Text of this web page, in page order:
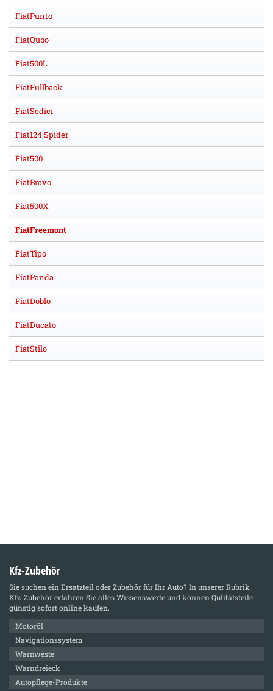
FiatPunto
FiatQubo
Fiat500L
FiatFullback
FiatSedici
Fiat124 Spider
Fiat500
FiatBravo
Fiat500X
FiatFreemont
FiatTipo
FiatPanda
FiatDoblo
FiatDucato
FiatStilo
Kfz-Zubehör
Sie suchen ein Ersatzteil oder Zubehör für Ihr Auto? In unserer Rubrik
Kfz-Zubehörerfahren Sie alles Wissenswerte und können Qulitätsteile
günstig sofort online kaufen.
Motoröl
Navigationssystem
Warnweste
Warndreieck
Autopflege-Produkte